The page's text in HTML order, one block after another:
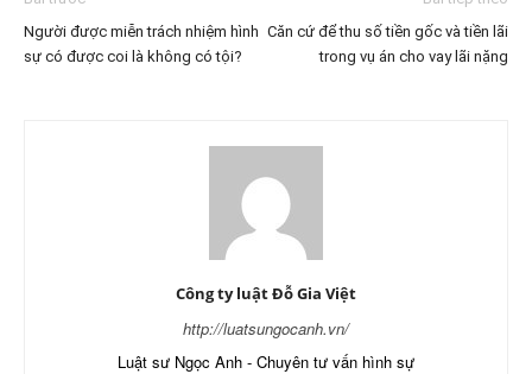
Người được miễn trách nhiệm hình
sự có được coi là không có tội?
Căn cứ để thu số tiền gốc và tiền lãi
trong vụ án cho vay lãi nặng
Công ty luật Đỗ Gia Việt
http://luatsungocanh.vn/
Luật sư Ngọc Anh - Chuyên tư vấn hình sự